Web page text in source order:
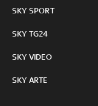
SKY SPORT
SKY TG24
SKY VIDEO
SKY ARTE